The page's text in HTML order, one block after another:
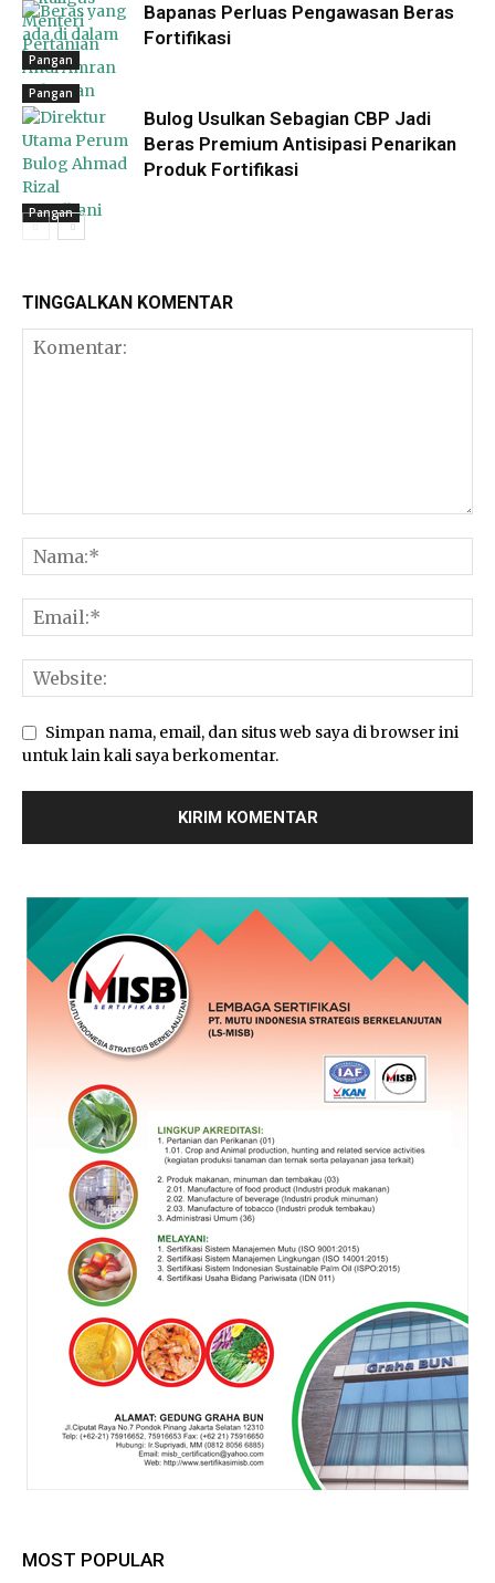
Pangan
Pangan
Bapanas Perluas Pengawasan Beras
Fortifikasi
Pangan
Bulog Usulkan Sebagian CBP Jadi
Beras Premium Antisipasi Penarikan
Produk Fortifikasi
TINGGALKAN KOMENTAR
Simpan nama, email, dan situs web saya di browser ini
untuk lain kali saya berkomentar.
MOST POPULAR